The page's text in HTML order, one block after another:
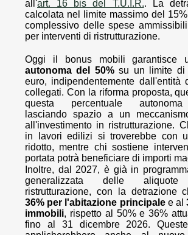
all'art. 16 bis del T.U.I.R.. La
calcolata nel limite massimo del
complessivo delle spese
per interventi di ristrutturazione.
Oggi il bonus mobili garantisce
autonoma del 50%su un limite di
euro, indipendentemente dall'entità
collegati. Con la riforma proposta,
questa percentuale autonoma
lasciando spazio a un
all'investimento in ristrutturazione.
in lavori edilizi si troverebbe con
ridotto, mentre chi sostiene
portata potrà beneficiare di importi
Inoltre, dal 2027, è già in
generalizzata delle
ristrutturazione, con la detrazione
36% per l'abitazione principalee al
immobili, rispetto al 50% e 36%
fino al 31 dicembre 2026.